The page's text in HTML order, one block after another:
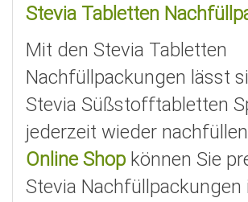
Stevia Tabletten
Mit den Stevia Tabletten
Nachfüllpackungen lässt
Stevia Süßstofftabletten
jederzeit wieder
Online Shop können Sie
Stevia Nachfüllpackungen